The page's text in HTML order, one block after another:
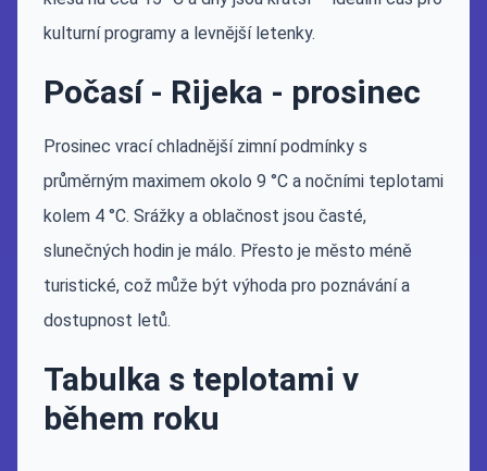
kulturní programy a levnější letenky.
Počasí - Rijeka - prosinec
Prosinec vrací chladnější zimní podmínky s
průměrným maximem okolo 9 °C a nočními teplotami
kolem 4 °C. Srážky a oblačnost jsou časté,
slunečných hodin je málo. Přesto je město méně
turistické, což může být výhoda pro poznávání a
dostupnost letů.
Tabulka s teplotami v
během roku